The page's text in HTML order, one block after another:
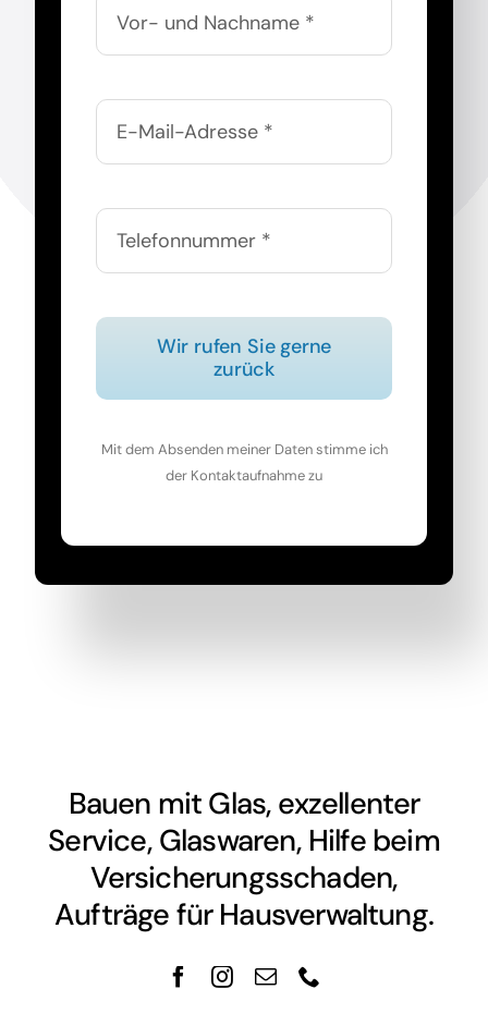
Wir rufen Sie gerne
zurück
Mit dem Absenden meiner Daten stimme ich
der Kontaktaufnahme zu
Bauen mit Glas, exzellenter
Service, Glaswaren, Hilfe beim
Versicherungsschaden,
Aufträge für Hausverwaltung.